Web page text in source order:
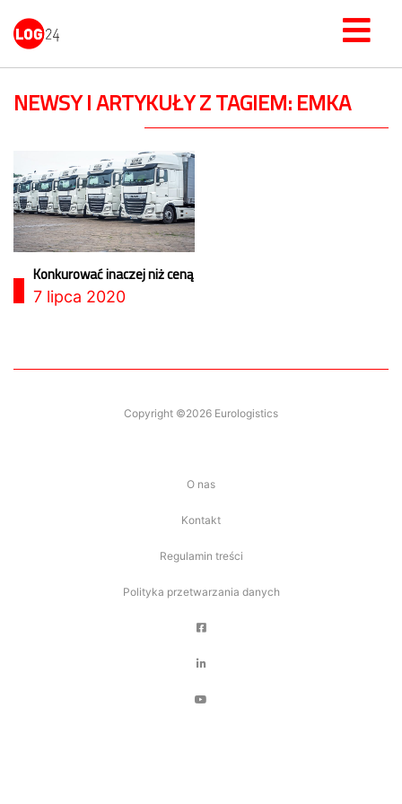
NEWSY I ARTYKUŁY Z TAGIEM: EMKA
Konkurować inaczej niż ceną
7 lipca 2020
Copyright ©2026 Eurologistics
O nas
Kontakt
Regulamin treści
Polityka przetwarzania danych